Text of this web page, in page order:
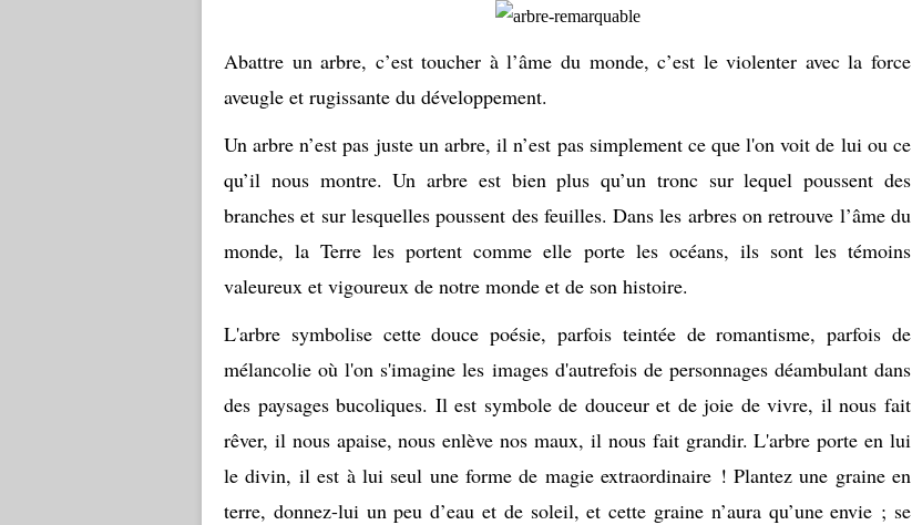
Abattre un arbre, c’est toucher à l’âme du monde, c’est le violenter avec la force
aveugle et rugissante du développement.
Un arbre n’est pas juste un arbre, il n’est pas simplement ce que l'on voit de lui ou ce
qu’il nous montre. Un arbre est bien plus qu’un tronc sur lequel poussent des
branches et sur lesquelles poussent des feuilles. Dans les arbres on retrouve l’âme du
monde, la Terre les portent comme elle porte les océans, ils sont les témoins
valeureux et vigoureux de notre monde et de son histoire.
L'arbre symbolise cette douce poésie, parfois teintée de romantisme, parfois de
mélancolie où l'on s'imagine les images d'autrefois de personnages déambulant dans
des paysages bucoliques. Il est symbole de douceur et de joie de vivre, il nous fait
rêver, il nous apaise, nous enlève nos maux, il nous fait grandir. L'arbre porte en lui
le divin, il est à lui seul une forme de magie extraordinaire ! Plantez une graine en
terre, donnez-lui un peu d’eau et de soleil, et cette graine n’aura qu’une envie ; se